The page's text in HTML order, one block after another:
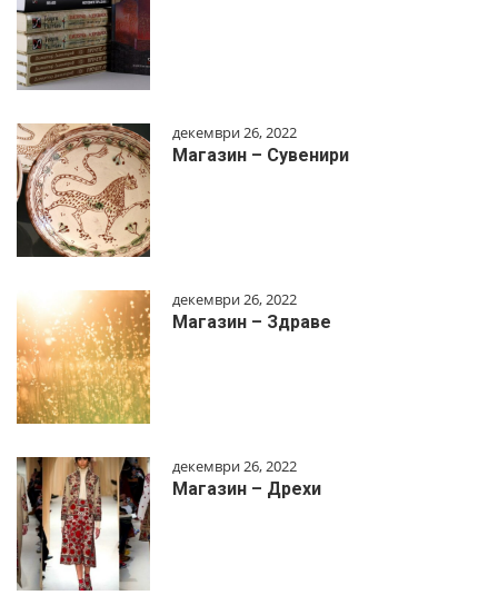
декември 26, 2022
Магазин – Сувенири
декември 26, 2022
Магазин – Здраве
декември 26, 2022
Магазин – Дрехи